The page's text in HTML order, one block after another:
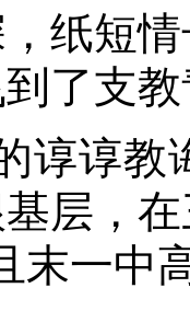
短情
了支
谆教
层，
末一中